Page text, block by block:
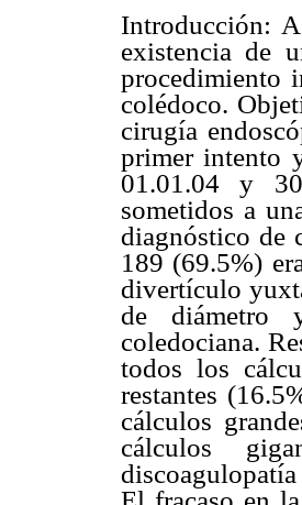
Introducción:
existencia de
procedimiento
colédoco.
cirugía
primer intento
01.01.04 y
sometidos a
diagnóstico de
189 (69.5%)
divertículo
de diámetro
coledociana.
todos los
restantes
cálculos
cálculos